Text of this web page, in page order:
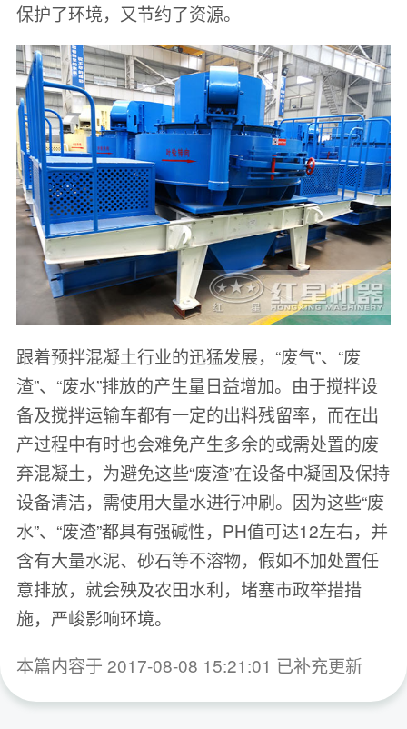
保护了环境，又节约了资源。
跟着预拌混凝土行业的迅猛发展，“废气”、“废
渣”、“废水”排放的产生量日益增加。由于搅拌设
备及搅拌运输车都有一定的出料残留率，而在出
产过程中有时也会难免产生多余的或需处置的废
弃混凝土，为避免这些“废渣”在设备中凝固及保持
设备清洁，需使用大量水进行冲刷。因为这些“废
水”、“废渣”都具有强碱性，PH值可达12左右，并
含有大量水泥、砂石等不溶物，假如不加处置任
意排放，就会殃及农田水利，堵塞市政举措措
施，严峻影响环境。
本篇内容于 2017-08-08 15:21:01 已补充更新